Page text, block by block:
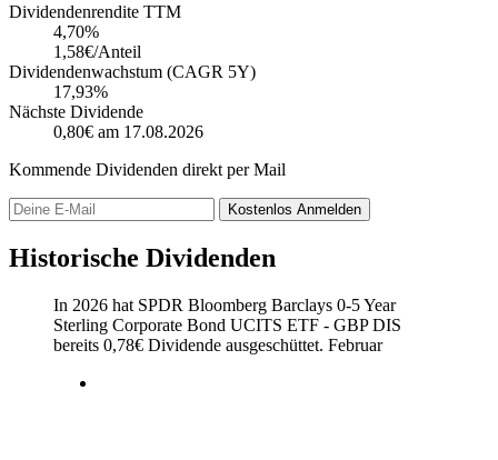
Dividendenrendite TTM
4,70%
1,58€/Anteil
Dividendenwachstum (CAGR 5Y)
17,93%
Nächste Dividende
0,80€ am 17.08.2026
Kommende Dividenden direkt per Mail
Kostenlos Anmelden
Historische Dividenden
In 2026 hat SPDR Bloomberg Barclays 0-5 Year
Sterling Corporate Bond UCITS ETF - GBP DIS
bereits 0,78€ Dividende ausgeschüttet. Februar